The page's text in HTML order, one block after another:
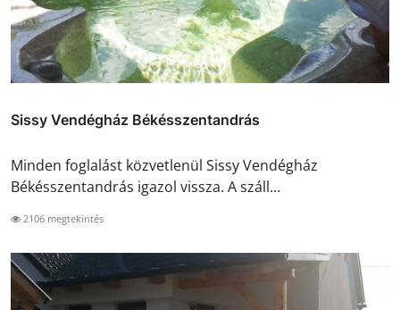
Sissy Vendégház Békésszentandrás
Minden foglalást közvetlenül Sissy Vendégház
Békésszentandrás igazol vissza. A száll...
2106 megtekintés